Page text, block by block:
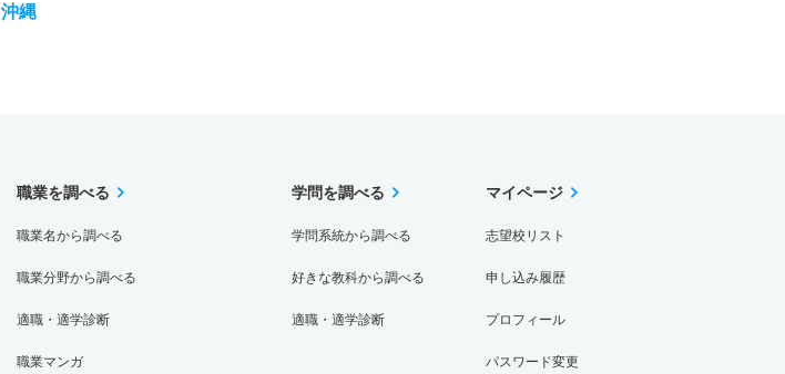
沖縄
職業を調べる
職業名から調べる
職業分野から調べる
適職・適学診断
職業マンガ
学問を調べる
学問系統から調べる
好きな教科から調べる
適職・適学診断
マイページ
志望校リスト
申し込み履歴
プロフィール
パスワード変更